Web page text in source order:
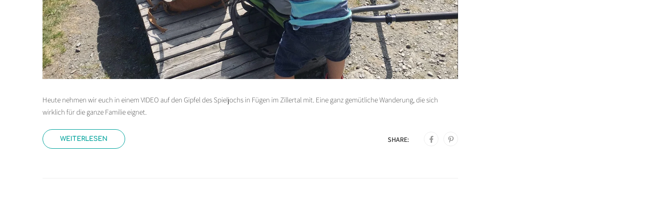
Heute nehmen wir euch in einem VIDEO auf den Gipfel des Spieljochs in Fügen im Zillertal mit. Eine ganz gemütliche Wanderung, die sich
wirklich für die ganze Familie eignet.
WEITERLESEN SHARE: